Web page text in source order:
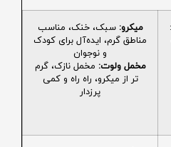
میکرو: سبک، خنک، مناسب
مناطق گرم، ایده‌آل برای کودک
و نوجوان
مخمل ولوت: مخمل نازک، گرم
تر از میکرو، راه راه و کمی
پرزدار